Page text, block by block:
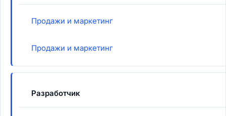
Продажи и маркетинг
Продажи и маркетинг
Разработчик